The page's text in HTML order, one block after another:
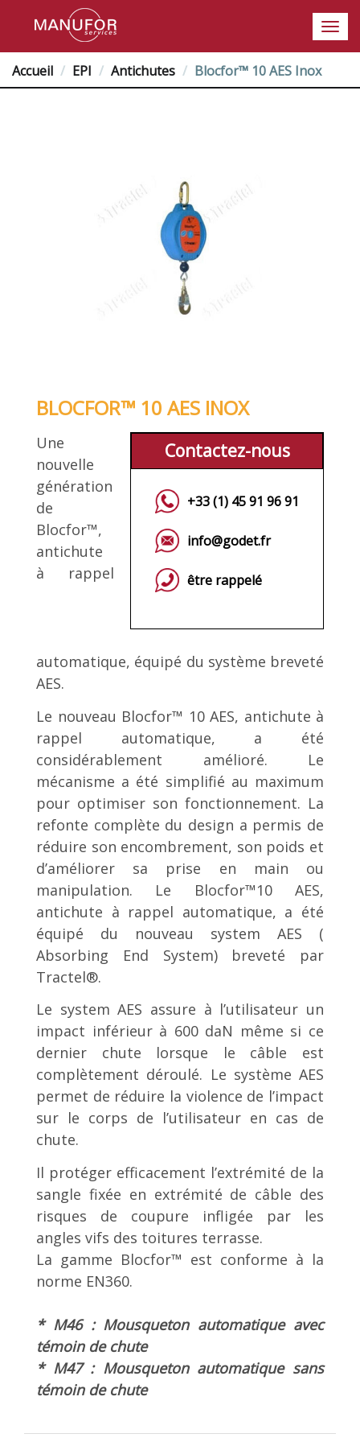
Accueil EPI Antichutes Blocfor™ 10 AES Inox
BLOCFOR™ 10 AES INOX
Contactez-nous
+33 (1) 45 91 96 91
info@godet.fr
être rappelé
Une
nouvelle
génération
de
Blocfor™,
antichute
à rappel
automatique, équipé du système breveté
AES.
Le nouveau Blocfor™ 10 AES, antichute à
rappel automatique, a été
considérablement amélioré. Le
mécanisme a été simplifié au maximum
pour optimiser son fonctionnement. La
refonte complète du design a permis de
réduire son encombrement, son poids et
d’améliorer sa prise en main ou
manipulation. Le Blocfor™10 AES,
antichute à rappel automatique, a été
équipé du nouveau system AES (
Absorbing End System) breveté par
Tractel®.
Le system AES assure à l’utilisateur un
impact inférieur à 600 daN même si ce
dernier chute lorsque le câble est
complètement déroulé. Le système AES
permet de réduire la violence de l’impact
sur le corps de l’utilisateur en cas de
chute.
Il protéger efficacement l’extrémité de la
sangle fixée en extrémité de câble des
risques de coupure infligée par les
angles vifs des toitures terrasse.
La gamme Blocfor™ est conforme à la
norme EN360.
* M46 : Mousqueton automatique avec
témoin de chute
* M47 : Mousqueton automatique sans
témoin de chute